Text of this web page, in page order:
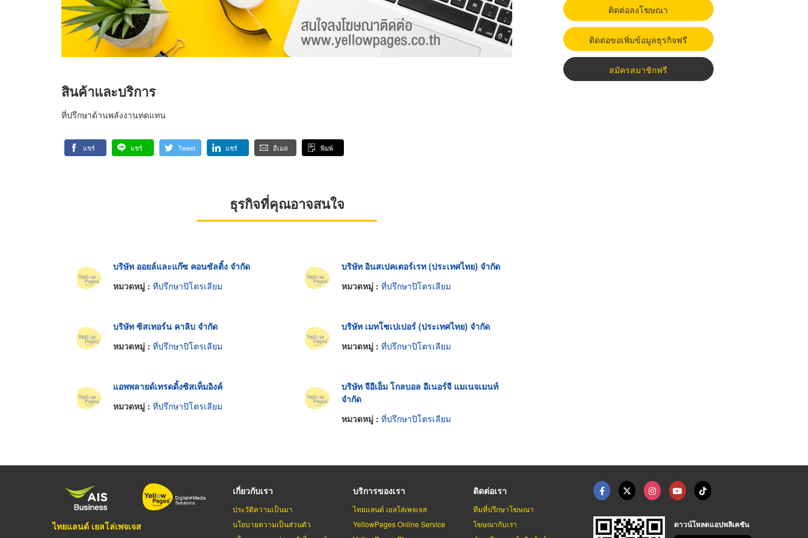
สินค้าและบริการ
ที่ปรึกษาด้านพลังงานทดแทน
แชร์ แชร์ Tweet แชร์ อีเมล พิมพ์
ธุรกิจที่คุณอาจสนใจ
บริษัท ออยล์และแก๊ซ คอนซัลติ้ง จำกัด
หมวดหมู่ : ที่ปรึกษาปิโตรเลียม
บริษัท อินสเปคเตอร์เรท (ประเทศไทย) จำกัด
หมวดหมู่ : ที่ปรึกษาปิโตรเลียม
บริษัท ซิสเทอร์น คาลิบ จำกัด
หมวดหมู่ : ที่ปรึกษาปิโตรเลียม
บริษัท เมทโซเปเปอร์ (ประเทศไทย) จำกัด
หมวดหมู่ : ที่ปรึกษาปิโตรเลียม
แอพพลายด์เทรดดิ้งซิสเท็มอิงค์
หมวดหมู่ : ที่ปรึกษาปิโตรเลียม
บริษัท จีอีเอ็ม โกลบอล อีเนอร์จี แมเนจเมนท์
จำกัด
หมวดหมู่ : ที่ปรึกษาปิโตรเลียม
ติดต่อลงโฆษณา
ติดต่อขอเพิ่มข้อมูลธุรกิจฟรี
สมัครสมาชิกฟรี
ไทยแลนด์ เยลโล่เพจเจส
เกี่ยวกับเรา
ประวัติความเป็นมา
นโยบายความเป็นส่วนตัว
บริการของเรา
ไทยแลนด์ เยลโล่เพจเจส
YellowPages Online Service
ติดต่อเรา
ทีมที่ปรึกษาโฆษณา
โฆษณากับเรา
ดาวน์โหลดแอปพลิเคชัน